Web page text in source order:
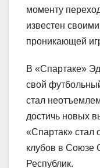
моменту
известен
проникающей
В «Спартаке»
свой
стал
достичь новых
«Спартак» стал
клубов в Союзе
Республик.